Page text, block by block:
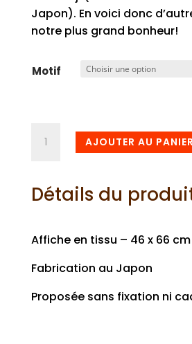
Japon). En voici donc
notre plus grand bonheur!
Motif
quantité
textile
Hokusaï
AJOUTER AU PANIER
Détails du
Affiche en tissu – 46 x 66 cm
Fabrication au Japon
Proposée sans fixation ni